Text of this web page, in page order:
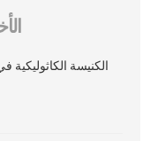
الكنيسة الكاثوليكية